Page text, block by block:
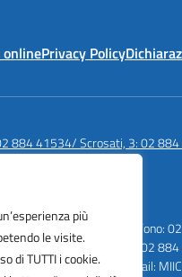
più
le visite.
di TUTTI i cookie.
Privacy Policy
884 41534/ Scrosati, 3: 02
Statale
Milano (MI)
Telefono:
Fax: 02
E-mail: